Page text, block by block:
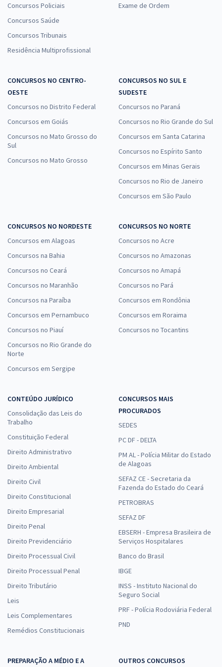
Concursos Policiais
Concursos Saúde
Concursos Tribunais
Residência Multiprofissional
Exame de Ordem
CONCURSOS NO CENTRO-
OESTE
Concursos no Distrito Federal
Concursos em Goiás
Concursos no Mato Grosso do
Sul
Concursos no Mato Grosso
CONCURSOS NO SUL E
SUDESTE
Concursos no Paraná
Concursos no Rio Grande do Sul
Concursos em Santa Catarina
Concursos no Espírito Santo
Concursos em Minas Gerais
Concursos no Rio de Janeiro
Concursos em São Paulo
CONCURSOS NO NORDESTE
Concursos em Alagoas
Concursos na Bahia
Concursos no Ceará
Concursos no Maranhão
Concursos na Paraíba
Concursos em Pernambuco
Concursos no Piauí
Concursos no Rio Grande do
Norte
Concursos em Sergipe
CONCURSOS NO NORTE
Concursos no Acre
Concursos no Amazonas
Concursos no Amapá
Concursos no Pará
Concursos em Rondônia
Concursos em Roraima
Concursos no Tocantins
CONTEÚDO JURÍDICO
Consolidação das Leis do
Trabalho
Constituição Federal
Direito Administrativo
Direito Ambiental
Direito Civil
Direito Constitucional
Direito Empresarial
Direito Penal
Direito Previdenciário
Direito Processual Civil
Direito Processual Penal
Direito Tributário
Leis
Leis Complementares
Remédios Constitucionais
CONCURSOS MAIS
PROCURADOS
SEDES
PC DF - DELTA
PM AL - Polícia Militar do Estado
de Alagoas
SEFAZ CE - Secretaria da
Fazenda do Estado do Ceará
PETROBRAS
SEFAZ DF
EBSERH - Empresa Brasileira de
Serviços Hospitalares
Banco do Brasil
IBGE
INSS - Instituto Nacional do
Seguro Social
PRF - Polícia Rodoviária Federal
PND
PREPARAÇÃO A MÉDIO E A
OUTROS CONCURSOS